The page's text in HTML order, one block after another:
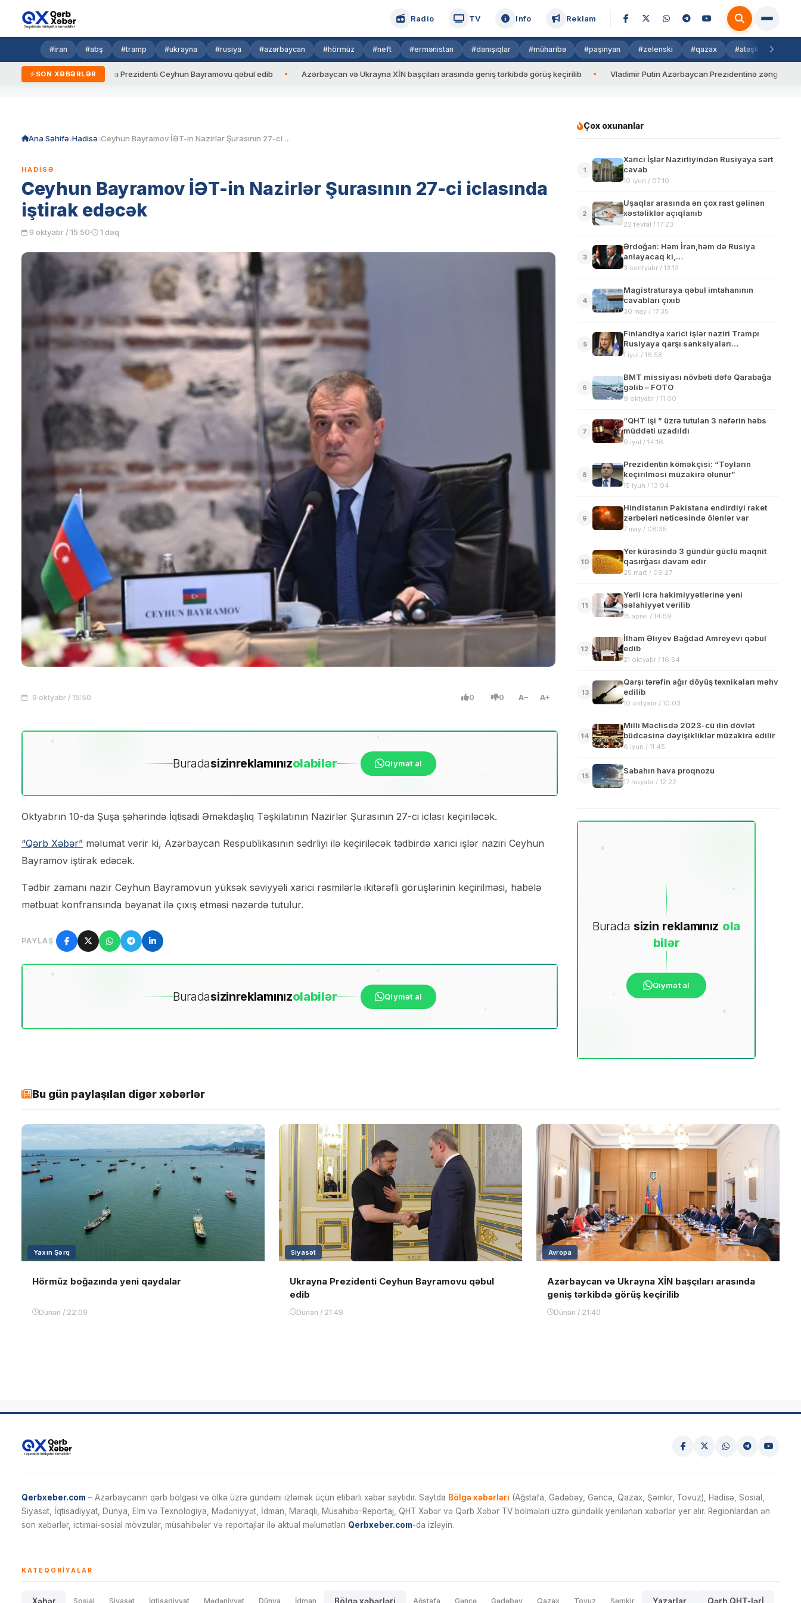
Radio TV Info Reklam
#iran #abş #tramp #ukrayna #rusiya #azərbaycan #hörmüz #neft #ermənistan #danışıqlar #müharibə #paşinyan #zelenski #qazax #atəşkəs
SON XƏBƏRLƏR
Ukrayna Prezidenti Ceyhun Bayramovu qəbul edib Azərbaycan və Ukrayna XİN başçıları arasında geniş tərkibdə görüş keçirilib Vladimir Putin Azərbaycan Prezidentinə zəng edib
Ana Səhifə Hadisə Ceyhun Bayramov İƏT-in Nazirlər Şurasının 27-ci iclasında iştirak edəcək
HADISƏ
Ceyhun Bayramov İƏT-in Nazirlər Şurasının 27-ci iclasında
iştirak edəcək
9 oktyabr / 15:50 1 dəq
9 oktyabr / 15:50 0 0 A A
Buradasizinreklamınızolabilər Qiymət al
Oktyabrın 10-da Şuşa şəhərində İqtisadi Əməkdaşlıq Təşkilatının Nazirlər Şurasının 27-ci iclası keçiriləcək.
“Qərb Xəbər” məlumat verir ki, Azərbaycan Respublikasının sədrliyi ilə keçiriləcək tədbirdə xarici işlər naziri Ceyhun
Bayramov iştirak edəcək.
Tədbir zamanı nazir Ceyhun Bayramovun yüksək səviyyəli xarici rəsmilərlə ikitərəfli görüşlərinin keçirilməsi, habelə
mətbuat konfransında bəyanat ilə çıxış etməsi nəzərdə tutulur.
PAYLAŞ
Buradasizinreklamınızolabilər Qiymət al
Çox oxunanlar
1
Xarici İşlər Nazirliyindən Rusiyaya sərt
cavab
10 iyun / 07:10
2
Uşaqlar arasında ən çox rast gəlinən
xəstəliklər açıqlanıb
22 fevral / 17:23
3
Ərdoğan: Həm İran,həm də Rusiya
anlayacaq ki,…
3 sentyabr / 13:13
4
Magistraturaya qəbul imtahanının
cavabları çıxıb
30 may / 17:35
5
Finlandiya xarici işlər naziri Trampı
Rusiyaya qarşı sanksiyaları
dəstəkləməyə çağırdı
1 iyul / 16:58
6
BMT missiyası növbəti dəfə Qarabağa
gəlib – FOTO
9 oktyabr / 11:00
7
“QHT işi ” üzrə tutulan 3 nəfərin həbs
müddəti uzadıldı
9 iyul / 14:16
8
Prezidentin köməkçisi: “Toyların
keçirilməsi müzakirə olunur”
15 iyun / 13:04
9
Hindistanın Pakistana endirdiyi raket
zərbələri nəticəsində ölənlər var
7 may / 08:35
10
Yer kürəsində 3 gündür güclü maqnit
qasırğası davam edir
25 mart / 09:27
11
Yerli icra hakimiyyətlərinə yeni
səlahiyyət verilib
15 aprel / 14:59
12
İlham Əliyev Bağdad Amreyevi qəbul
edib
21 oktyabr / 16:54
13
Qarşı tərəfin ağır döyüş texnikaları məhv
edilib
10 oktyabr / 10:03
14
Milli Məclisdə 2023-cü ilin dövlət
büdcəsinə dəyişikliklər müzakirə edilir
6 iyun / 11:45
15
Sabahın hava proqnozu
17 noyabr / 12:22
Burada sizin reklamınız ola
bilər
Qiymət al
Bu gün paylaşılan digər xəbərlər
Yaxın Şərq
Hörmüz boğazında yeni qaydalar
Dünən / 22:09
Siyasət
Ukrayna Prezidenti Ceyhun Bayramovu qəbul
edib
Dünən / 21:49
Avropa
Azərbaycan və Ukrayna XİN başçıları arasında
geniş tərkibdə görüş keçirilib
Dünən / 21:40
Qerbxeber.com – Azərbaycanın qərb bölgəsi və ölkə üzrə gündəmi izləmək üçün etibarlı xəbər saytıdır. Saytda Bölgə xəbərləri (Ağstafa, Gədəbəy, Gəncə, Qazax, Şəmkir, Tovuz), Hadisə, Sosial,
Siyasət, İqtisadiyyat, Dünya, Elm və Texnologiya, Mədəniyyət, İdman, Maraqlı, Müsahibə-Reportaj, QHT Xəbər və Qərb Xəbər TV bölmələri üzrə gündəlik yenilənən xəbərlər yer alır. Regionlardan ən
son xəbərlər, ictimai-sosial mövzular, müsahibələr və reportajlar ilə aktual məlumatları Qerbxeber.com-da izləyin.
KATEQORIYALAR
Xəbər Sosial Siyasət İqtisadiyyat Mədəniyyət Dünya İdman Bölgə xəbərləri Ağstafa Gəncə Gədəbəy Qazax Tovuz Şəmkir Yazarlar Qərb QHT-lərİ